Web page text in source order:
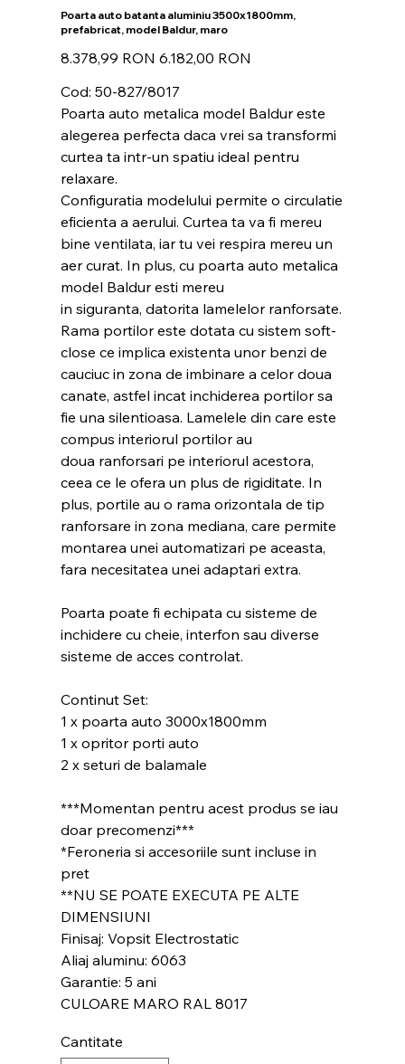
Poarta auto batanta aluminiu 3500x1800mm,
prefabricat, model Baldur, maro
Preț
inițial
8.378,99 RON
Preț
redus
6.182,00 RON
Cod: 50-827/8017
Poarta auto metalica model Baldur este
alegerea perfecta daca vrei sa transformi
curtea ta intr-un spatiu ideal pentru
relaxare.
Configuratia modelului permite o circulatie
eficienta a aerului. Curtea ta va fi mereu
bine ventilata, iar tu vei respira mereu un
aer curat. In plus, cu poarta auto metalica
model Baldur esti mereu
in siguranta, datorita lamelelor ranforsate.
Rama portilor este dotata cu sistem soft-
close ce implica existenta unor benzi de
cauciuc in zona de imbinare a celor doua
canate, astfel incat inchiderea portilor sa
fie una silentioasa. Lamelele din care este
compus interiorul portilor au
doua ranforsari pe interiorul acestora,
ceea ce le ofera un plus de rigiditate. In
plus, portile au o rama orizontala de tip
ranforsare in zona mediana, care permite
montarea unei automatizari pe aceasta,
fara necesitatea unei adaptari extra.
Poarta poate fi echipata cu sisteme de
inchidere cu cheie, interfon sau diverse
sisteme de acces controlat.
Continut Set:
1 x poarta auto 3000x1800mm
1 x opritor porti auto
2 x seturi de balamale
***Momentan pentru acest produs se iau
doar precomenzi***
*Feroneria si accesoriile sunt incluse in
pret
**NU SE POATE EXECUTA PE ALTE
DIMENSIUNI
Finisaj: Vopsit Electrostatic
Aliaj aluminu: 6063
Garantie: 5 ani
CULOARE MARO RAL 8017
Cantitate